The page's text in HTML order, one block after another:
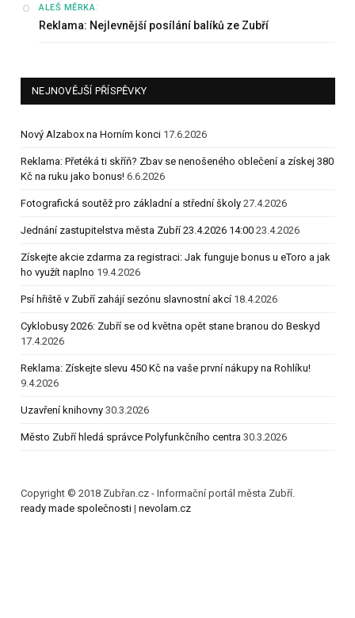
ALEŠ MĚRKA:
Reklama: Nejlevnější posílání balíků ze Zubří
NEJNOVĚJŠÍ PŘÍSPĚVKY
Nový Alzabox na Horním konci 17.6.2026
Reklama: Přetéká ti skříň? Zbav se nenošeného oblečení a získej 380
Kč na ruku jako bonus! 6.6.2026
Fotografická soutěž pro základní a střední školy 27.4.2026
Jednání zastupitelstva města Zubří 23.4.2026 14:00 23.4.2026
Získejte akcie zdarma za registraci: Jak funguje bonus u eToro a jak
ho využít naplno 19.4.2026
Psí hřiště v Zubří zahájí sezónu slavnostní akcí 18.4.2026
Cyklobusy 2026: Zubří se od května opět stane branou do Beskyd
17.4.2026
Reklama: Získejte slevu 450 Kč na vaše první nákupy na Rohlíku!
9.4.2026
Uzavření knihovny 30.3.2026
Město Zubří hledá správce Polyfunkčního centra 30.3.2026
Copyright © 2018 Zubřan.cz - Informační portál města Zubří.
ready made společnosti | nevolam.cz